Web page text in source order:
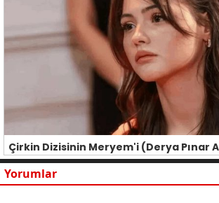
Çirkin Dizisinin Meryem'i (Derya Pınar
Yorumlar